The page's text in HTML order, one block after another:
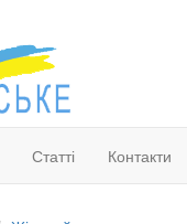
Статті Контакти